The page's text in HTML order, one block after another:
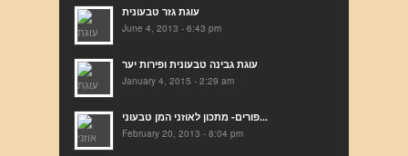
עוגת גזר טבעונית
June 4, 2013 - 6:43 pm
עוגת גבינה טבעונית ופירות יער
January 4, 2015 - 2:29 am
פורים- מתכון לאוזני המן טבעוני...
February 20, 2013 - 8:04 pm